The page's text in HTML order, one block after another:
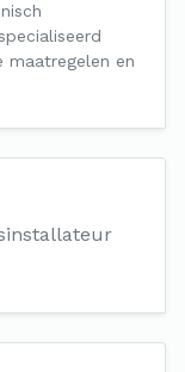
maatregelen en